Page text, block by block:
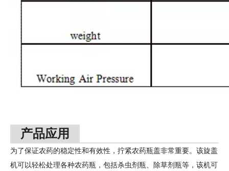
产品应用
为了保证农药的稳定性和有效性，拧紧农药瓶盖非常重要。该旋盖
机可以轻松处理各种农药瓶，包括杀虫剂瓶、除草剂瓶等，该机可